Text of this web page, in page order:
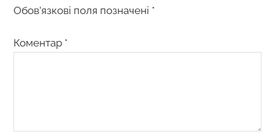
Обов’язкові поля позначені *
Коментар *